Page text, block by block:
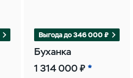
Выгода до 346 000 ₽
Буханка
1 314 000 ₽